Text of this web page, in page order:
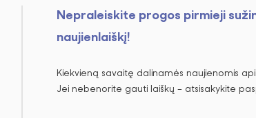
Nepraleiskite progos pirmieji
naujienlaiškį!
Kiekvieną savaitę dalinamės naujienomis
Jei nebenorite gauti laiškų – atsisakykite